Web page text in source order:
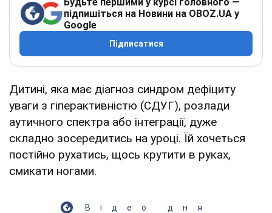
підпишіться на Новини на OBOZ.UA у
Google
Підписатися
Дитині, яка має діагноз синдром дефіциту
уваги з гіперактивністю (СДУГ), розлади
аутичного спектра або інтеграції, дуже
складно зосередитись на уроці. Їй хочеться
постійно рухатись, щось крутити в руках,
смикати ногами.
Відео дня